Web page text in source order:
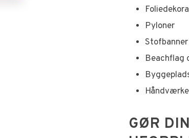
Pyloner
Beachflag
​G​ØR